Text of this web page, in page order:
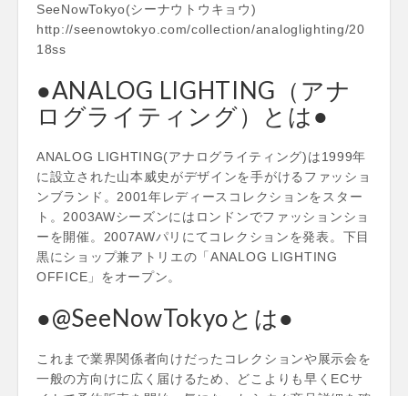
SeeNowTokyo(シーナウトウキョウ)
http://seenowtokyo.com/collection/analoglighting/20
18ss
●ANALOG LIGHTING（アナ
ログライティング）とは●
ANALOG LIGHTING(アナログライティング)は1999年
に設立された山本威史がデザインを手がけるファッショ
ンブランド。2001年レディースコレクションをスター
ト。2003AWシーズンにはロンドンでファッションショ
ーを開催。2007AWパリにてコレクションを発表。下目
黒にショップ兼アトリエの「ANALOG LIGHTING
OFFICE」をオープン。
●@SeeNowTokyoとは●
これまで業界関係者向けだったコレクションや展示会を
一般の方向けに広く届けるため、どこよりも早くECサ